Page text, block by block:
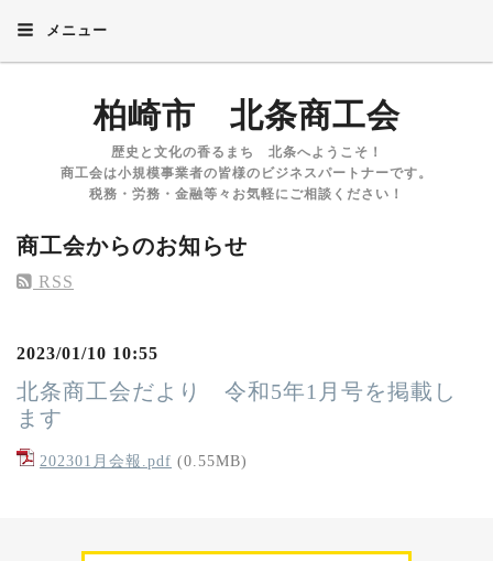
メニュー
柏崎市 北条商工会
歴史と文化の香るまち 北条へようこそ！
商工会は小規模事業者の皆様のビジネスパートナーです。
税務・労務・金融等々お気軽にご相談ください！
商工会からのお知らせ
RSS
2023/01/10 10:55
北条商工会だより 令和5年1月号を掲載し
ます
202301月会報.pdf (0.55MB)